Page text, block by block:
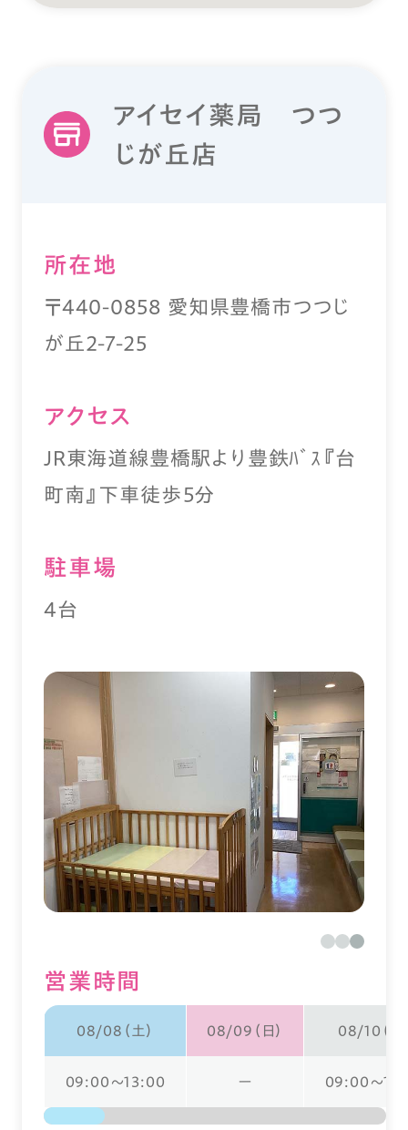
アイセイ薬局 つつ
じが丘店
所在地
〒440-0858 愛知県豊橋市つつじ
が丘2-7-25
アクセス
JR東海道線豊橋駅より豊鉄ﾊﾞｽ『台
町南』下車徒歩５分
駐⾞場
4台
営業時間
08/08（土） 08/09（日） 08/10（月
09:00～13:00 ー 09:00～